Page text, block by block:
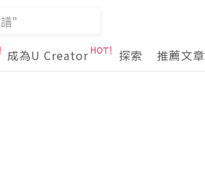
成為U Creator 探索 推薦文章